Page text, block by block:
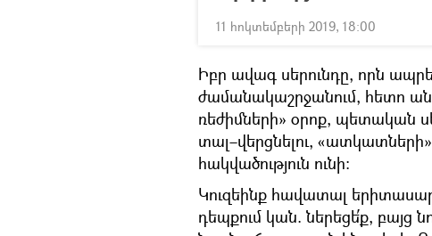
11 հոկտեմբերի 2019, 18:00
Իբր ավագ սերունդը, որն
ժամանակաշրջանում, հետո
ռեժիմների» օրոք, պետական
տալ–վերցնելու,
հակվածություն ունի։
Կուզեինք հավատալ
դեպքում կան. ներեցե՛ք, բայց